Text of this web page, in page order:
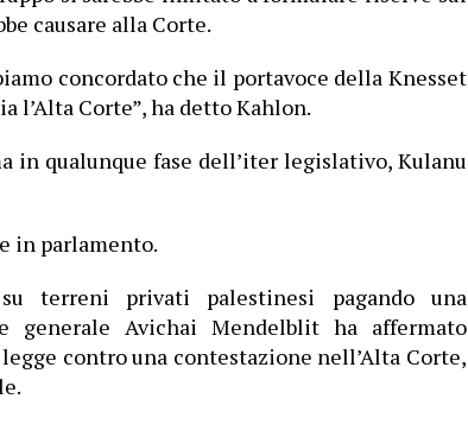
causare alla Corte.
concordato che il portavoce della Knesset
l’Alta Corte”, ha detto Kahlon.
in qualunque fase dell’iter legislativo, Kulanu
in parlamento.
terreni privati palestinesi pagando una
generale Avichai Mendelblit ha affermato
contro una contestazione nell’Alta Corte,